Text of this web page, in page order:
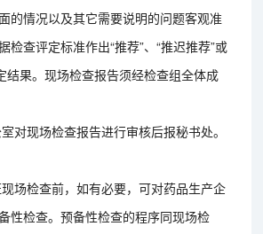
的情况以及其它需要说明的问题客观准
检查评定标准作出“推荐”、“推迟推荐”或
结果。现场检查报告须经检查组全体成
对现场检查报告进行审核后报秘书处。
场检查前，如有必要，可对药品生产企
性检查。预备性检查的程序同现场检